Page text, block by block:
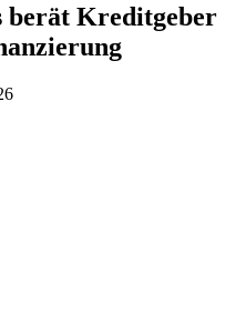
berät Kreditgeber